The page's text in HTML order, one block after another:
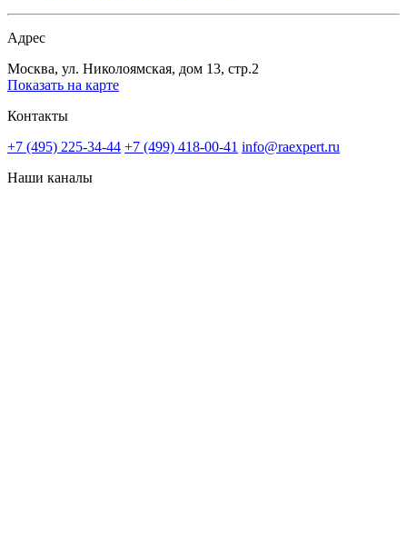
Адрес
Москва, ул. Николоямская, дом 13, стр.2
Показать на карте
Контакты
+7 (495) 225-34-44 +7 (499) 418-00-41 info@raexpert.ru
Наши каналы